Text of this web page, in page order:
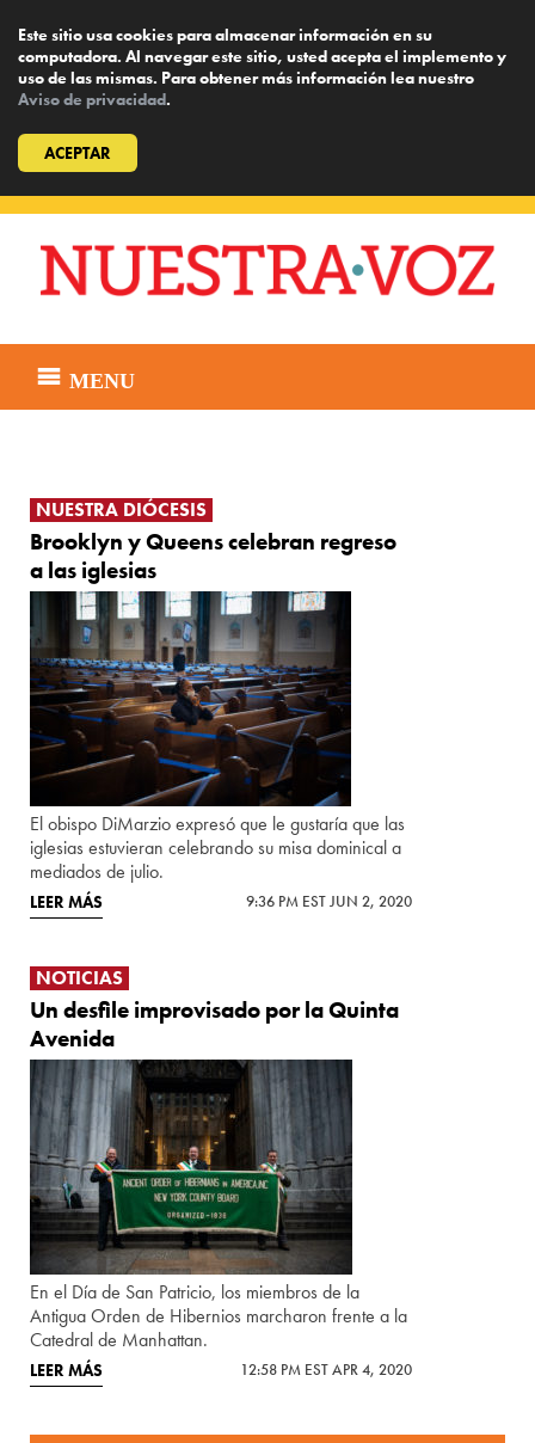
Este sitio usa cookies para almacenar información en su
computadora. Al navegar este sitio, usted acepta el implemento y
uso de las mismas. Para obtener más información lea nuestro
Aviso de privacidad.
ACEPTAR
content
MENU
NUESTRA DIÓCESIS
Brooklyn y Queens celebran regreso
a las iglesias
El obispo DiMarzio expresó que le gustaría que las
iglesias estuvieran celebrando su misa dominical a
mediados de julio.
LEER MÁS 9:36 PM EST JUN 2, 2020
NOTICIAS
Un desfile improvisado por la Quinta
Avenida
En el Día de San Patricio, los miembros de la
Antigua Orden de Hibernios marcharon frente a la
Catedral de Manhattan.
LEER MÁS 12:58 PM EST APR 4, 2020